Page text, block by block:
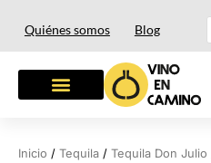
Quiénes somos Blog
Inicio / Tequila / Tequila Don Julio